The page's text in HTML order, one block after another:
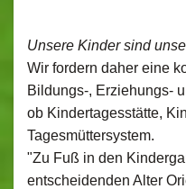
Unsere Kinder sind
Wir fordern daher eine
Bildungs-, Erziehungs-
ob Kindertagesstätte,
Tagesmüttersystem.
"Zu Fuß in den
entscheidenden Alter